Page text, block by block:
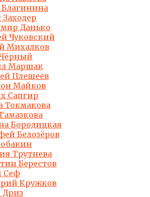
Благинина
Данько
Чуковский
Михалков
Маршак
Плещеев
Майков
Сапгир
Токмакова
Бородицкая
Белозёров
Трутнева
Берестов
Сеф
Кружков
Дриз